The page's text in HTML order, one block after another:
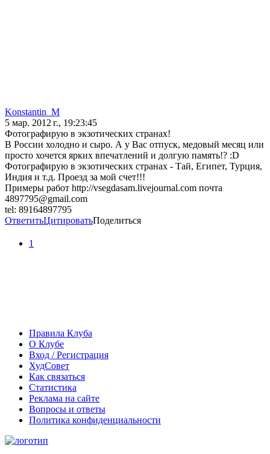
Konstantin_M
5 мар. 2012 г., 19:23:45
Фотографирую в экзотических странах!
В России холодно и сыро. А у Вас отпуск, медовый месяц или
просто хочется ярких впечатлений и долгую память!? :D
Фотографирую в экзотических странах - Тай, Египет, Турция,
Индия и т.д. Проезд за мой счет!!!
Примеры работ http://vsegdasam.livejournal.com почта
4897795@gmail.com
tel: 89164897795
ОтветитьЦитироватьПоделиться
1
Правила Клуба
О Клубе
Вход / Регистрация
ХудСовет
Как связаться
Статистика
Реклама на сайте
Вопросы и ответы
Политика конфиденциальности